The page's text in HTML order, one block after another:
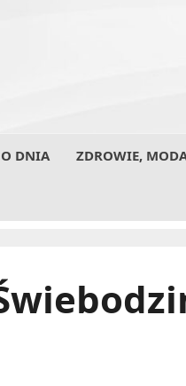
DNIA ZDROWIE,